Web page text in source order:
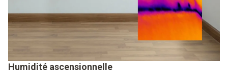
Humidité ascensionnelle